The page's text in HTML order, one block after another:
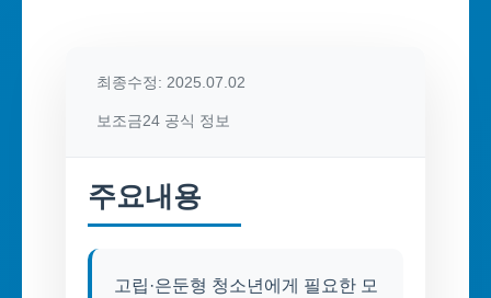
최종수정: 2025.07.02
보조금24 공식 정보
주요내용
고립·은둔형 청소년에게 필요한 모